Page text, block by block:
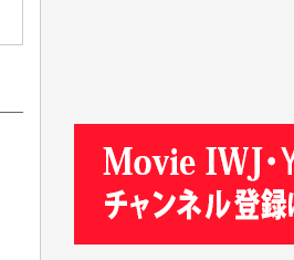
T.K. 様
ASAKO TAKAESU 様
マシオン恵美香 様
平野智生 様
山本賢二 様